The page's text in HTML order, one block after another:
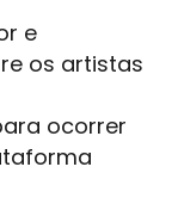
e
os artistas
ocorrer